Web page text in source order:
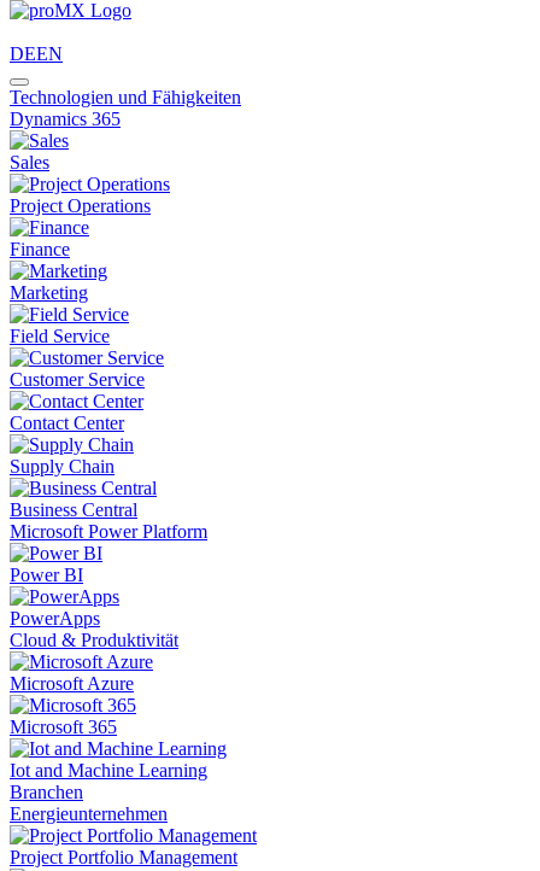
DEEN
Technologien und Fähigkeiten
Dynamics 365
Sales
Project Operations
Finance
Marketing
Field Service
Customer Service
Contact Center
Supply Chain
Business Central
Microsoft Power Platform
Power BI
PowerApps
Cloud & Produktivität
Microsoft Azure
Microsoft 365
Iot and Machine Learning
Branchen
Energieunternehmen
Project Portfolio Management